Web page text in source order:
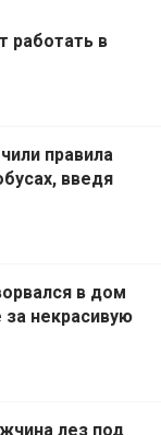
работать в
правила
введя
в дом
некрасивую
лез под